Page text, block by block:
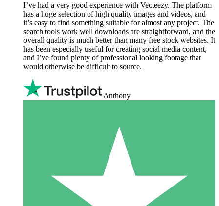
I’ve had a very good experience with Vecteezy. The platform
has a huge selection of high quality images and videos, and
it’s easy to find something suitable for almost any project. The
search tools work well downloads are straightforward, and the
overall quality is much better than many free stock websites. It
has been especially useful for creating social media content,
and I’ve found plenty of professional looking footage that
would otherwise be difficult to source.
Anthony